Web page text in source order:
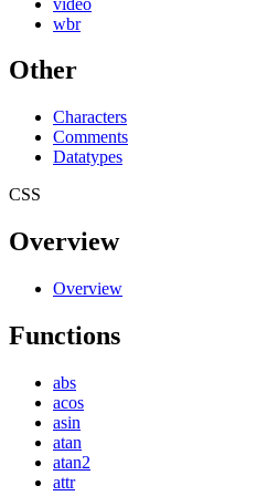
wbr
Other
Characters
Comments
Datatypes
CSS
Overview
Overview
Functions
abs
acos
asin
atan
atan2
attr